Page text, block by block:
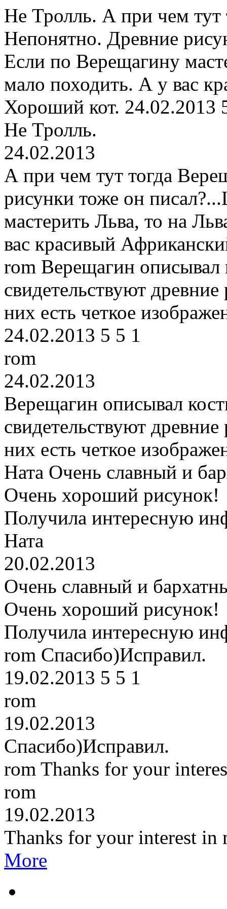
Не Тролль. А при чем тут
Непонятно. Древние
Если по Верещагину
мало походить. А у вас
Хороший кот. 24.02.2013
Не Тролль.
24.02.2013
А при чем тут тогда
рисунки тоже он
мастерить Льва, то на
вас красивый
rom Верещагин описывал
свидетельствуют
них есть четкое
24.02.2013 5 5 1
rom
24.02.2013
Верещагин описывал
свидетельствуют
них есть четкое
Ната Очень славный и
Очень хороший рисунок!
Получила интересную
Ната
20.02.2013
Очень славный и
Очень хороший рисунок!
Получила интересную
rom Спасибо)Исправил.
19.02.2013 5 5 1
rom
19.02.2013
Спасибо)Исправил.
rom Thanks for your
rom
19.02.2013
Thanks for your interest in
More